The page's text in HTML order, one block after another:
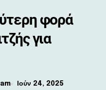
φορά
για
Ιούν 24, 2025